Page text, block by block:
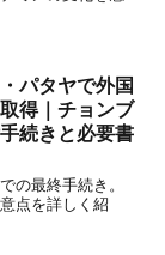
パタヤで外国
得｜チョンブ
続きと必要書
の最終手続き。
点を詳しく紹